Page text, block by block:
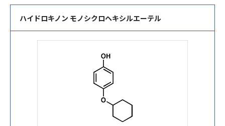
ハイドロキノン モノシクロヘキシルエーテル